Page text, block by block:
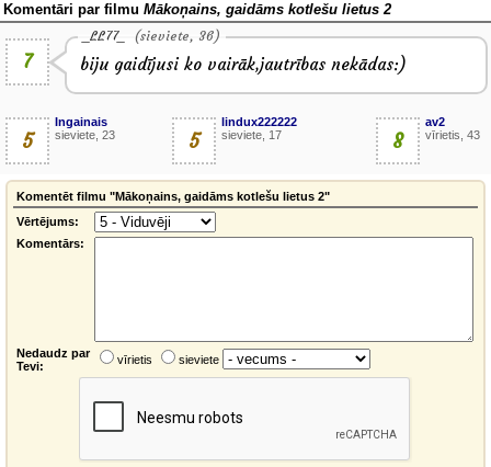
Komentāri par filmu Mākoņains, gaidāms kotlešu lietus 2
7
_LL77_ (sieviete, 36)
biju gaidījusi ko vairāk,jautrības nekādas:)
5
Ingainais
sieviete, 23
5
lindux222222
sieviete, 17
8
av2
vīrietis, 43
Komentēt filmu "Mākoņains, gaidāms kotlešu lietus 2"
Vērtējums:
Komentārs:
Nedaudz par
Tevi:
vīrietis sieviete